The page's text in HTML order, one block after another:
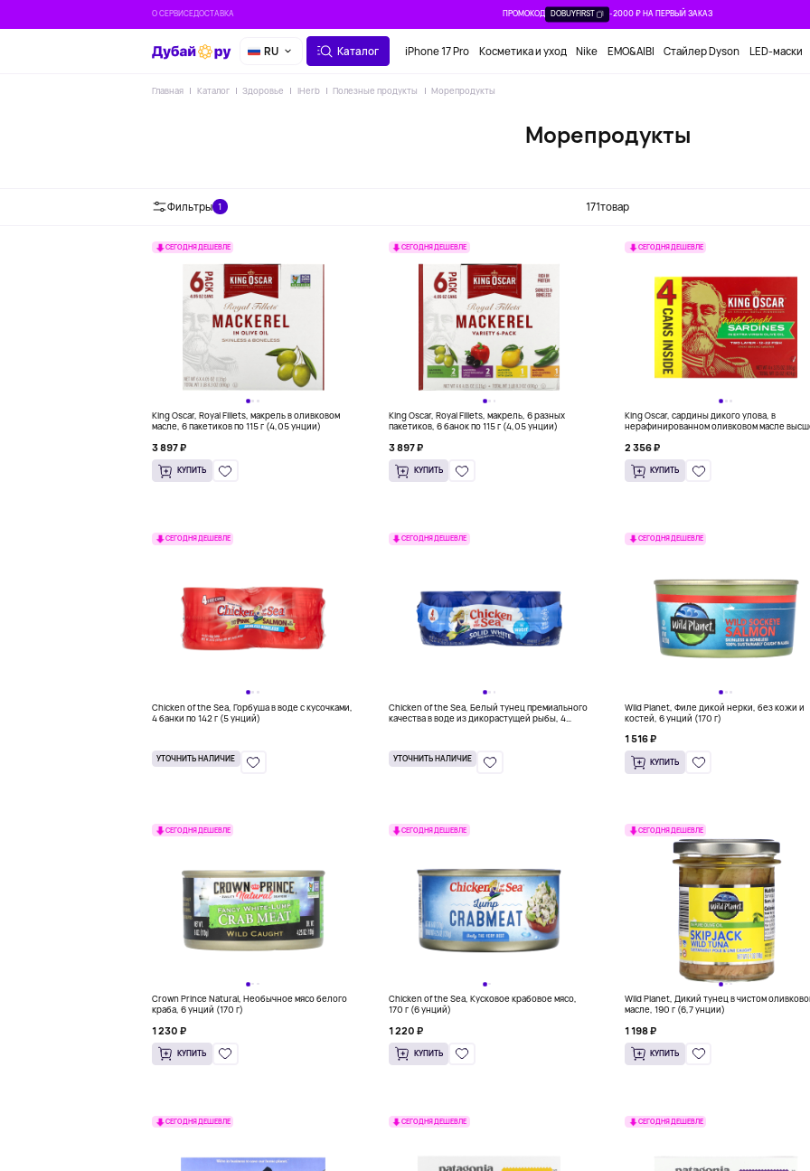
О СЕРВИСЕДОСТАВКА ПРОМОКОД DOBUYFIRST -2000 ₽ НА ПЕРВЫЙ ЗАКАЗ
RU Каталог iPhone 17 Pro Косметика и уход Nike EMO&AIBI Стайлер Dyson LED-маски
Главная Каталог Здоровье IHerb Полезные продукты Морепродукты
Морепродукты
Фильтры 1 171товар
СЕГОДНЯ ДЕШЕВЛЕ
King Oscar, Royal Fillets, макрель в оливковом
масле, 6 пакетиков по 115 г (4,05 унции)
3 897 ₽
КУПИТЬ
СЕГОДНЯ ДЕШЕВЛЕ
King Oscar, Royal Fillets, макрель, 6 разных
пакетиков, 6 банок по 115 г (4,05 унции)
3 897 ₽
КУПИТЬ
СЕГОДНЯ ДЕШЕВЛЕ
King Oscar, сардины дикого улова, в
нерафинированном оливковом масле
2 356 ₽
КУПИТЬ
СЕГОДНЯ ДЕШЕВЛЕ
Chicken of the Sea, Горбуша в воде с кусочками,
4 банки по 142 г (5 унций)
УТОЧНИТЬ НАЛИЧИЕ
СЕГОДНЯ ДЕШЕВЛЕ
Chicken of the Sea, Белый тунец премиального
качества в воде из дикорастущей рыбы, 4
УТОЧНИТЬ НАЛИЧИЕ
СЕГОДНЯ ДЕШЕВЛЕ
Wild Planet, Филе дикой нерки, без кожи и
костей, 6 унций (170 г)
1 516 ₽
КУПИТЬ
СЕГОДНЯ ДЕШЕВЛЕ
Crown Prince Natural, Необычное мясо белого
краба, 6 унций (170 г)
1 230 ₽
КУПИТЬ
СЕГОДНЯ ДЕШЕВЛЕ
Chicken of the Sea, Кусковое крабовое мясо,
170 г (6 унций)
1 220 ₽
КУПИТЬ
СЕГОДНЯ ДЕШЕВЛЕ
Wild Planet, Дикий тунец в чистом
масле, 190 г (6,7 унции)
1 198 ₽
КУПИТЬ
СЕГОДНЯ ДЕШЕВЛЕ СЕГОДНЯ ДЕШЕВЛЕ СЕГОДНЯ ДЕШЕВЛЕ